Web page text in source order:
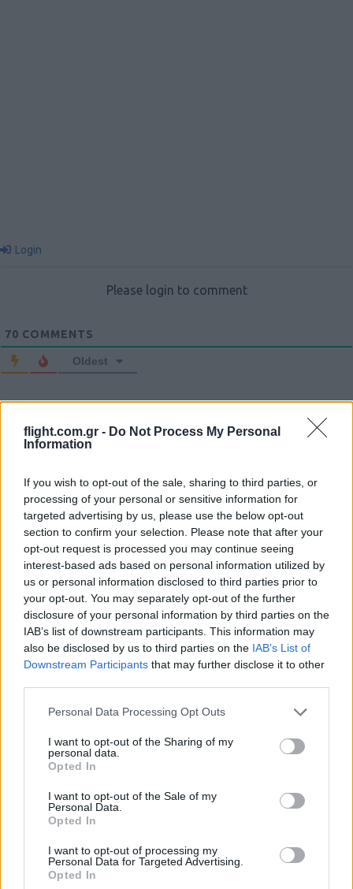
flight.com.gr - Do Not Process My Personal
Information
If you wish to opt-out of the sale, sharing to third parties, or
processing of your personal or sensitive information for
targeted advertising by us, please use the below opt-out
section to confirm your selection. Please note that after your
opt-out request is processed you may continue seeing
interest-based ads based on personal information utilized by
us or personal information disclosed to third parties prior to
your opt-out. You may separately opt-out of the further
disclosure of your personal information by third parties on the
IAB’s list of downstream participants. This information may
also be disclosed by us to third parties on the IAB’s List of
Downstream Participants that may further disclose it to other
Please note that this website/app uses one or more Google
not limited to your visit or usage behaviour. You may click to
grant or deny consent to Google and its third-party tags to
use your data for below specified purposes in below Google
consent section.
Personal Data Processing Opt Outs
I want to opt-out of the Sharing of my
personal data.
Opted In
I want to opt-out of the Sale of my
Personal Data.
Opted In
I want to opt-out of processing my
Personal Data for Targeted Advertising.
Opted In
Ροή Ειδήσεων
McDonnell F3H Demon: Το βαρύ
ναυτικό μαχητικό της πρώτης εποχής
των πυραύλων
Login
Please login to comment
70 COMMENTS
Oldest